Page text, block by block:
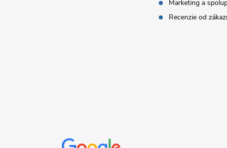
Marketing a
Recenzie od